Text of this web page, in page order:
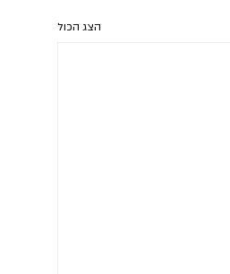
הצג הכול